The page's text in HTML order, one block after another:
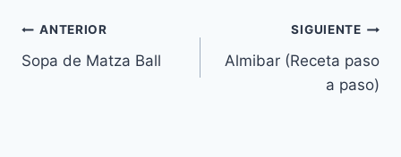
Navegación
de
ANTERIOR
Sopa de Matza Ball
SIGUIENTE
Almibar (Receta paso
a paso)